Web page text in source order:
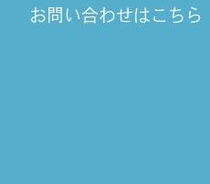
お問い合わせはこちら